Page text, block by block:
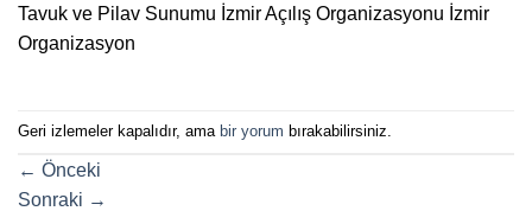
Tavuk ve Pilav Sunumu İzmir Açılış Organizasyonu İzmir
Organizasyon
Geri izlemeler kapalıdır, ama bir yorum bırakabilirsiniz.
← Önceki
Sonraki →